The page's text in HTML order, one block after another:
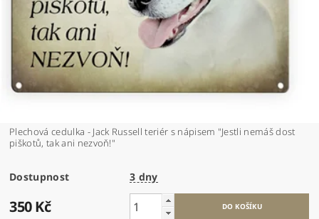
Plechová cedulka - Jack Russell teriér s nápisem "Jestli nemáš dost
piškotů, tak ani nezvoň!"
Dostupnost 3 dny
350 Kč